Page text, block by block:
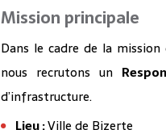
Mission principale
Dans le cadre de la
nous recrutons un
d’infrastructure.
Lieu :Ville de Bizerte